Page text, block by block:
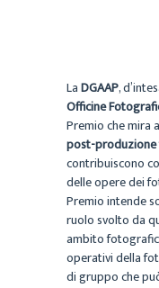
LaDGAAP,
Officine
Premio che mira
post-
contribuiscono
delle opere dei
Premio intende
ruolo svolto da
ambito
operativi della
di gruppo che